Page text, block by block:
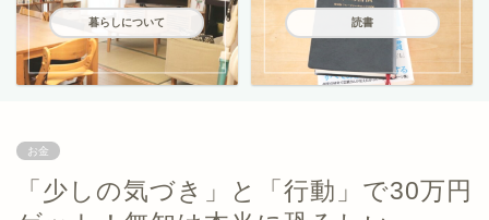
暮らしについて 読書
お金
「少しの気づき」と「行動」で30万円